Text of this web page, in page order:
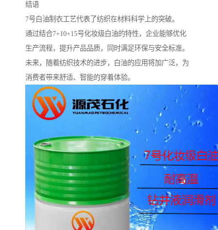
结语
7号白油制衣工艺代表了纺织在材料科学上的突破。
通过结合7+10+15号化妆级白油的特性，企业能够优化
生产流程，提升产品品质，同时满足环保与安全标准。
未来，随着纺织技术的进步，白油的应用将加广泛，为
消费者带来舒适、智能的穿着体验。